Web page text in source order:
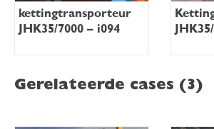
kettingtransporteur
JHK35/7000 – i094
Gerelateerde cases (3)